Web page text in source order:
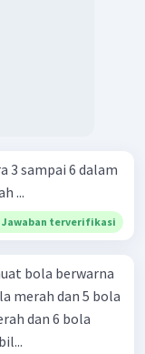
3 sampai 6 dalam
...
Jawaban terverifikasi
bola berwarna
merah dan 5 bola
dan 6 bola